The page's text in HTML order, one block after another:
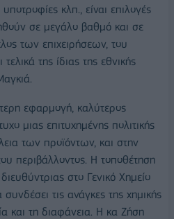
κλπ., είναι επιλογές
σε μεγάλο βαθμό και σε
των επιχειρήσεων, του
της ίδιας της εθνικής
εφαρμογή, καλύτερος
μιας επιτυχημένης πολιτικής
των προϊόντων, και στην
περιβάλλοντος. Η τοποθέτηση
στο Γενικό Χημείο
τις ανάγκες της χημικής
και τη διαφάνεια. Η κα Ζήση